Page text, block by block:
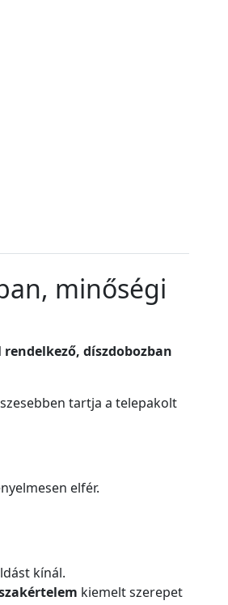
minőségi
díszdobozban
tartja a telepakolt
elfér.
kínál.
kiemelt szerepet